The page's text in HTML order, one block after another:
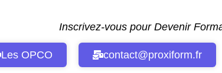
Inscrivez-vous pour Devenir
Les OPCO contact@proxiform.fr